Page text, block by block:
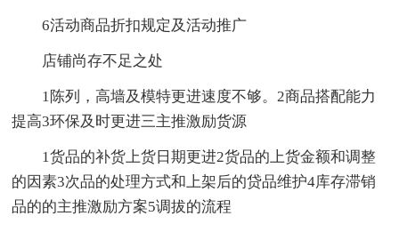
6活动商品折扣规定及活动推广
店铺尚存不足之处
1陈列，高墙及模特更进速度不够。2商品搭配能力
提高3环保及时更进三主推激励货源
1货品的补货上货日期更进2货品的上货金额和调整
的因素3次品的处理方式和上架后的贷品维护4库存滞销
品的的主推激励方案5调拔的流程